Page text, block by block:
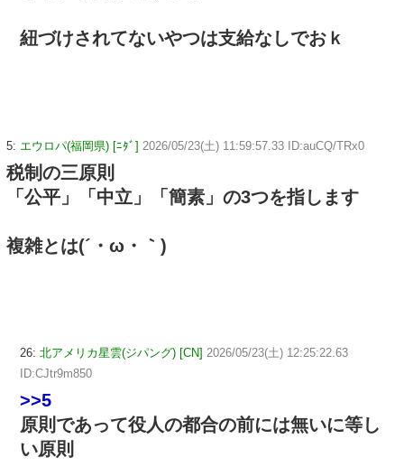
紐づけされてないやつは支給なしでおｋ
5: エウロパ(福岡県) [ﾆﾀﾞ] 2026/05/23(土) 11:59:57.33 ID:auCQ/TRx0
税制の三原則
「公平」「中立」「簡素」の3つを指します
複雑とは(´・ω・｀)
26: 北アメリカ星雲(ジパング) [CN] 2026/05/23(土) 12:25:22.63
ID:CJtr9m850
>>5
原則であって役人の都合の前には無いに等し
い原則